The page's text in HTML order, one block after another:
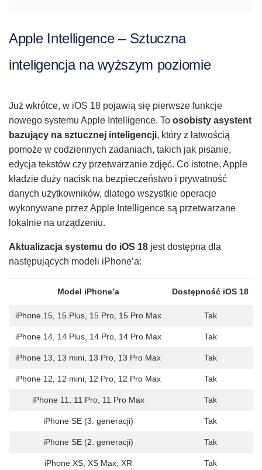
Apple Intelligence – Sztuczna
inteligencja na wyższym poziomie
Już wkrótce, w iOS 18 pojawią się pierwsze funkcje
nowego systemu Apple Intelligence. To osobisty asystent
bazujący na sztucznej inteligencji, który z łatwością
pomoże w codziennych zadaniach, takich jak pisanie,
edycja tekstów czy przetwarzanie zdjęć. Co istotne, Apple
kładzie duży nacisk na bezpieczeństwo i prywatność
danych użytkowników, dlatego wszystkie operacje
wykonywane przez Apple Intelligence są przetwarzane
lokalnie na urządzeniu.
Aktualizacja systemu do iOS 18 jest dostępna dla
następujących modeli iPhone’a:
Model iPhone’a Dostępność iOS 18
iPhone 15, 15 Plus, 15 Pro, 15 Pro Max Tak
iPhone 14, 14 Plus, 14 Pro, 14 Pro Max Tak
iPhone 13, 13 mini, 13 Pro, 13 Pro Max Tak
iPhone 12, 12 mini, 12 Pro, 12 Pro Max Tak
iPhone 11, 11 Pro, 11 Pro Max Tak
iPhone SE (3. generacji) Tak
iPhone SE (2. generacji) Tak
iPhone XS, XS Max, XR Tak